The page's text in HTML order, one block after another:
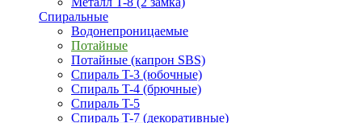
Спиральные
Водонепроницаемые
Потайные
Потайные (капрон SBS)
Спираль T-3 (юбочные)
Спираль T-4 (брючные)
Спираль T-5
Спираль T-7 (декоративные)